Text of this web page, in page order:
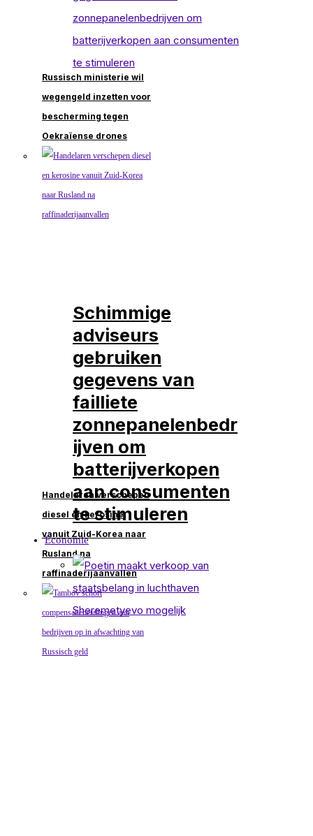
Russisch ministerie wil
wegengeld inzetten voor
bescherming tegen
Oekraïense drones
Handelaren verschepen
diesel en kerosine
vanuit Zuid-Korea naar
Rusland na
raffinaderijaanvallen
Schimmige
adviseurs
gebruiken
gegevens van
failliete
zonnepanelenbedr
ijven om
batterijverkopen
aan consumenten
te stimuleren
Economie